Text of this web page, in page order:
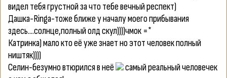
видел тебя грустной за что тебе вечный респект)
Дашка-Ringa-тоже ближе у началу моего прибывания
здесь....солнце,полный олд скул))))чмок =*
Катринка) мало кто её уже знает но этот человек полный
ништяк))))
Селин-безумно втюрился в неё
самый реальный человечек